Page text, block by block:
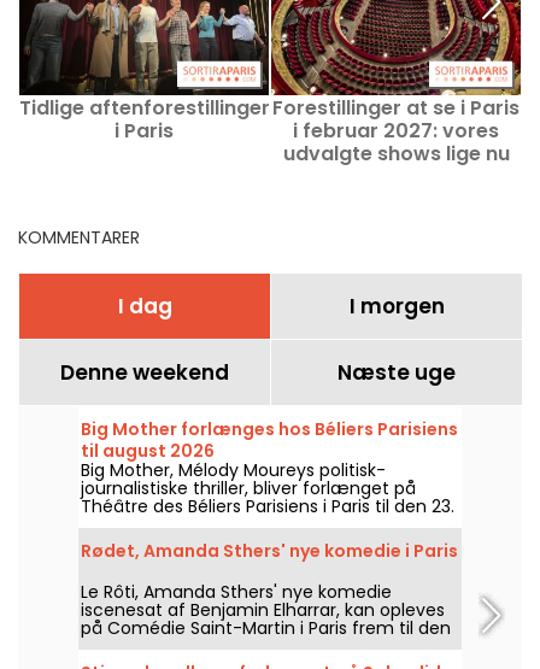
Tidlige aftenforestillinger
i Paris
Forestillinger at se i Paris
i februar 2027: vores
udvalgte shows lige nu
KOMMENTARER
I dag I morgen
Denne weekend Næste uge
Big Mother forlænges hos Béliers Parisiens
til august 2026
Big Mother, Mélody Moureys politisk-
journalistiske thriller, bliver forlænget på
Théâtre des Béliers Parisiens i Paris til den 23.
august 2026, med forestillinger fra tirsdag til
søndag.
Rødet, Amanda Sthers' nye komedie i Paris
Le Rôti, Amanda Sthers' nye komedie
iscenesat af Benjamin Elharrar, kan opleves
på Comédie Saint-Martin i Paris frem til den
15. oktober 2026.